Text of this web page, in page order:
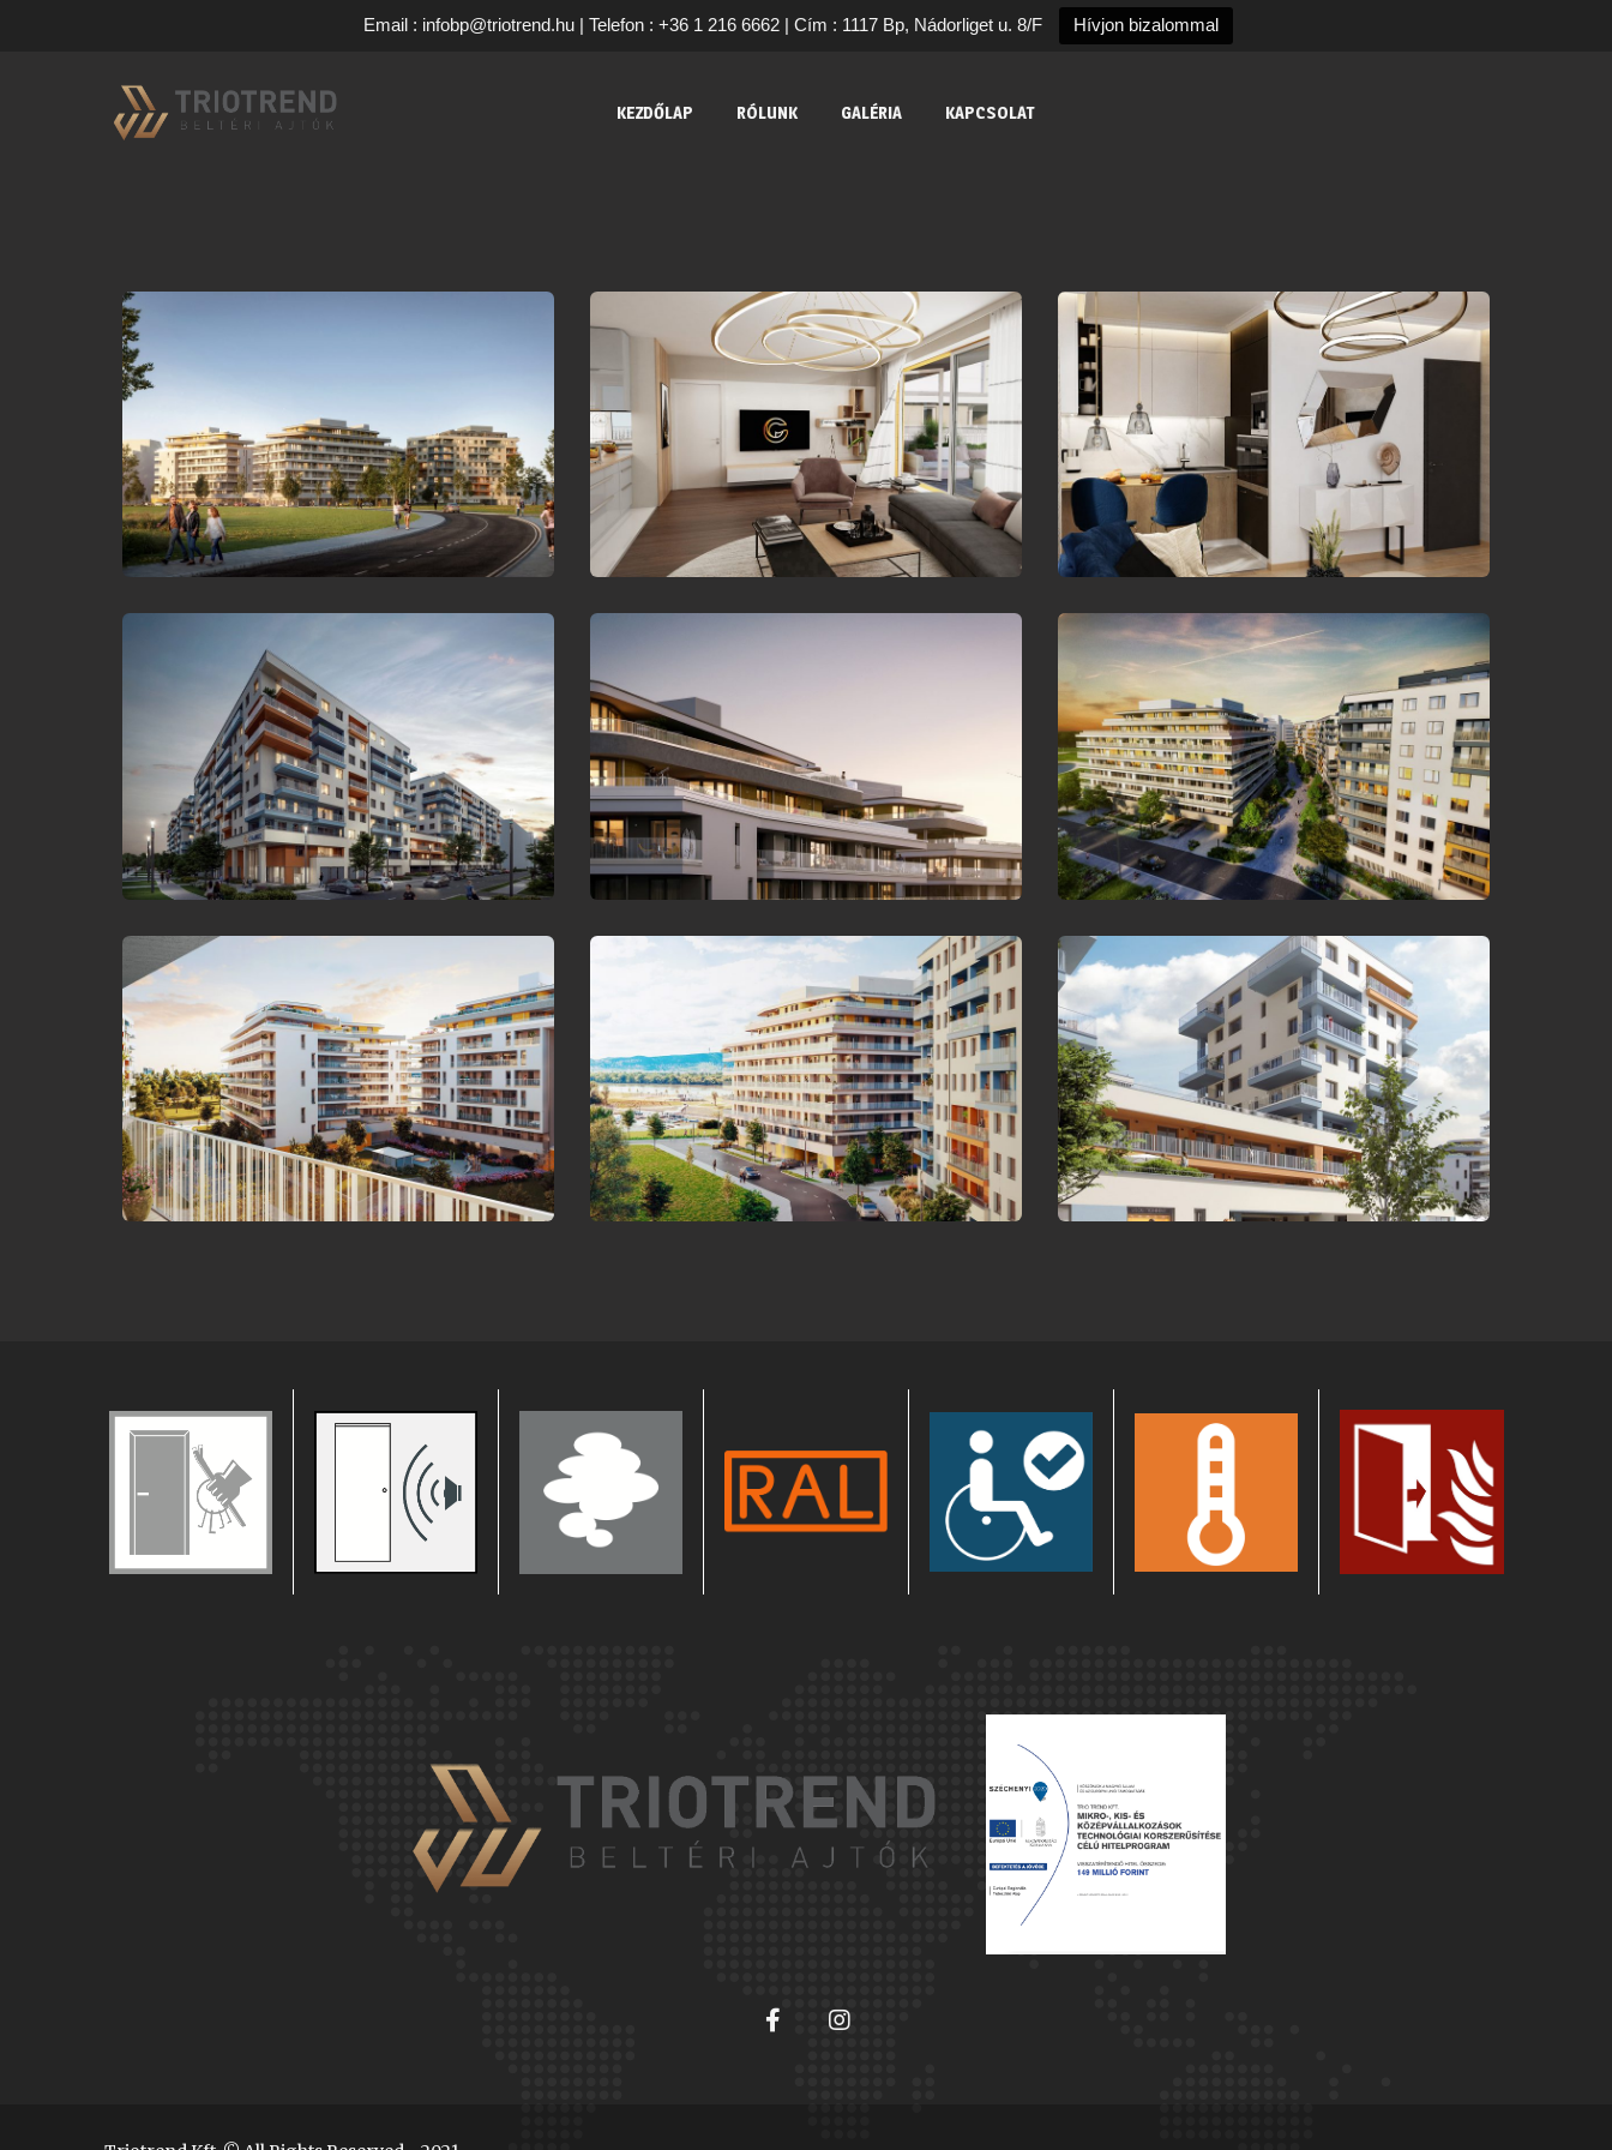
Email : infobp@triotrend.hu | Telefon : +36 1 216 6662 | Cím : 1117 Bp, Nádorliget u. 8/F Hívjon bizalommal
KEZDŐLAP RÓLUNK GALÉRIA KAPCSOLAT